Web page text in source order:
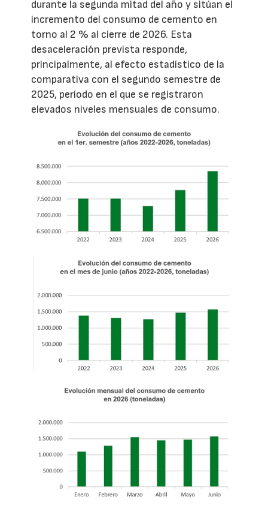
durante la segunda mitad del año y sitúan el
incremento del consumo de cemento en
torno al 2 % al cierre de 2026. Esta
desaceleración prevista responde,
principalmente, al efecto estadístico de la
comparativa con el segundo semestre de
2025, período en el que se registraron
elevados niveles mensuales de consumo.